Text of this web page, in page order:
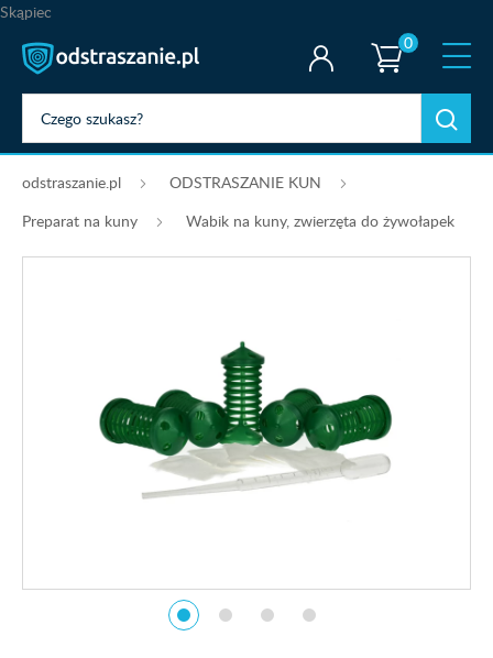
Skąpiec
0
odstraszanie.pl
ODSTRASZANIE KUN
Preparat na kuny
Wabik na kuny, zwierzęta do żywołapek